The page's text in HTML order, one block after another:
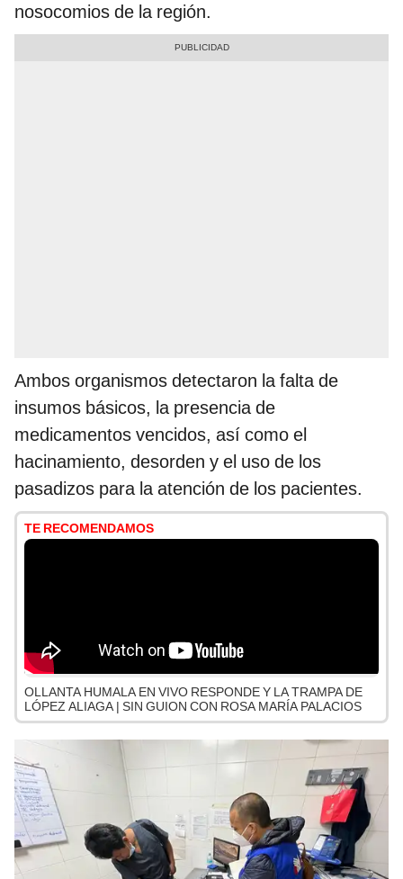
nosocomios de la región.
Ambos organismos detectaron la falta de
insumos básicos, la presencia de
medicamentos vencidos, así como el
hacinamiento, desorden y el uso de los
pasadizos para la atención de los pacientes.
TE RECOMENDAMOS
OLLANTA HUMALA EN VIVO RESPONDE Y LA TRAMPA DE
LÓPEZ ALIAGA | SIN GUION CON ROSA MARÍA PALACIOS